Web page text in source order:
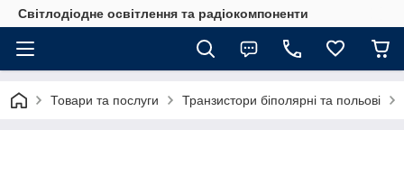
Світлодіодне освітлення та радіокомпоненти
Товари та послуги Транзистори біполярні та польові